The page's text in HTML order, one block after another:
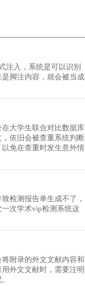
注入，系统是可以识别
脚注内容，就会被当成
大学生联合对比数据库
依旧会被查重系统判断
免在查重时发生意外情
检测报告单生成不了，
次学术vip检测系统这
附录的外文文献内容和
外文文献时，需要注明